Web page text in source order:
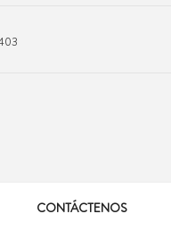
CONTÁCTENOS